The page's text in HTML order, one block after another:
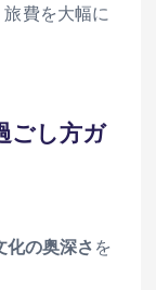
費を大幅に
ごし方ガ
化の奥深さ を